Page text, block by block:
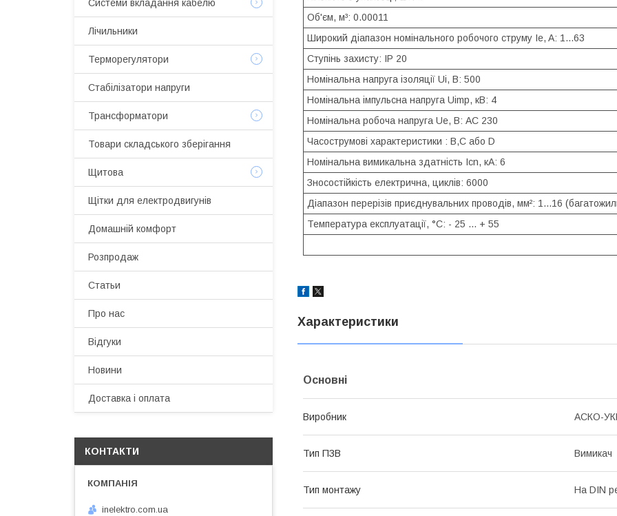
Об'єм, м³: 0.00011
Широкий діапазон номінального робочого струму Ie, A: 1...63
Ступінь захисту: IP 20
Номінальна напруга ізоляції Ui, В: 500
Номінальна імпульсна напруга Uimp, кВ: 4
Номінальна робоча напруга Ue, В: AC 230
Часострумові характеристики : B,С або D
Номінальна вимикальна здатність Icn, кА: 6
Зносостійкість електрична, циклів: 6000
Діапазон перерізів приєднувальних проводів, мм²: 1...16
Температура експлуатації, °С: - 25 ... + 55
Характеристики
Основні
Виробник АСКО-
Тип ПЗВ Вимикач
Тип монтажу На DIN
Системи вкладання кабелю
Лічильники
Терморегулятори
Стабілізатори напруги
Трансформатори
Товари складського зберігання
Щитова
Щітки для електродвигунів
Домашній комфорт
Розпродаж
Статьи
Про нас
Відгуки
Новини
Доставка і оплата
КОНТАКТИ
inelektro.com.ua